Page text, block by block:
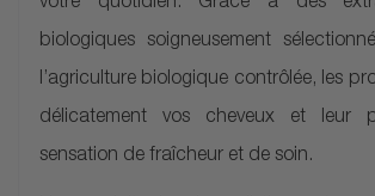
biologiques soigneusement
l’agriculture biologique contrôlée, les
délicatement vos cheveux et leur
sensation de fraîcheur et de soin.